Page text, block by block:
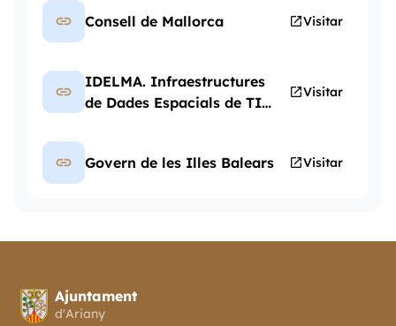
link Consell de Mallorca open_in_newVisitar
link
IDELMA. Infraestructures
de Dades Espacials de TIC
open_in_newVisitar
link Govern de les Illes Balears open_in_newVisitar
Ajuntament
d'Ariany